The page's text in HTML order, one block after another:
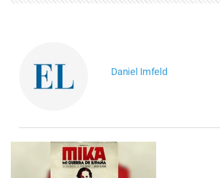
Daniel Imfeld